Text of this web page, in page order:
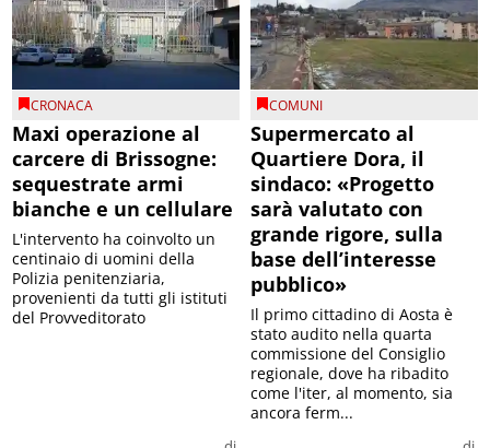
CRONACA
Maxi operazione al
carcere di Brissogne:
sequestrate armi
bianche e un cellulare
L'intervento ha coinvolto un
centinaio di uomini della
Polizia penitenziaria,
provenienti da tutti gli istituti
del Provveditorato
COMUNI
Supermercato al
Quartiere Dora, il
sindaco: «Progetto
sarà valutato con
grande rigore, sulla
base dell’interesse
pubblico»
Il primo cittadino di Aosta è
stato audito nella quarta
commissione del Consiglio
regionale, dove ha ribadito
come l'iter, al momento, sia
ancora ferm...